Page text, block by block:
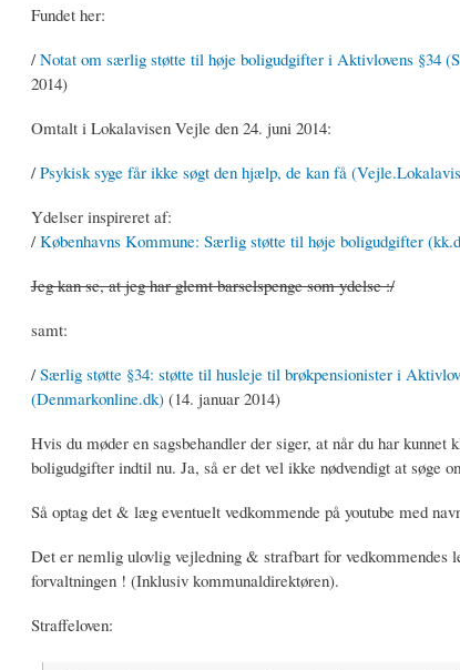
Fundet her:
/Notat om særlig støtte til høje boligudgifter i Aktivlovens §34
2014)
Omtalt i Lokalavisen Vejle den 24. juni 2014:
/Psykisk syge får ikke søgt den hjælp, de kan få
Ydelser inspireret af:
/Københavns Kommune: Særlig støtte til høje boligudgifter
Jeg kan se, at jeg har glemt barselspenge som ydelse :/
samt:
/Særlig støtte §34: støtte til husleje til brøkpensionister i
(Denmarkonline.dk)(14. januar 2014)
Hvis du møder en sagsbehandler der siger, at når du har
boligudgifter indtil nu. Ja, så er det vel ikke nødvendigt at søge
Så optag det & læg eventuelt vedkommende på youtube med
Det er nemlig ulovlig vejledning & strafbart for vedkommendes
forvaltningen ! (Inklusiv kommunaldirektøren).
Straffeloven: